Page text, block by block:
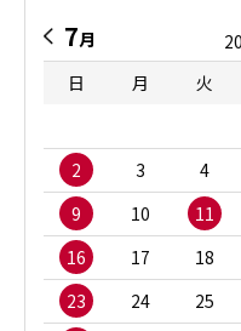
7月
日
月 火
2
3 4
9
10 11
16
17 18
23
24 25